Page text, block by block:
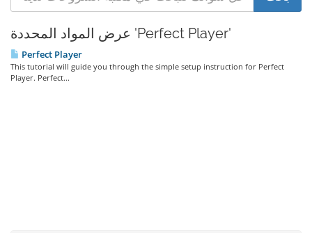
عرض المواد المحددة 'Perfect Player'
Perfect Player
This tutorial will guide you through the simple setup instruction for Perfect
Player. Perfect...